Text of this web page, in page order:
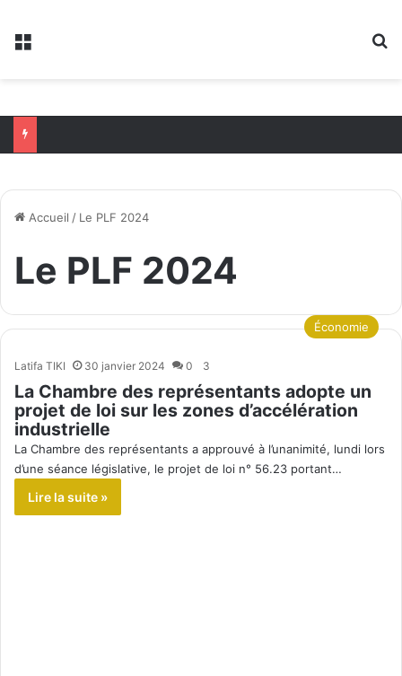
Menu
Accueil / Le PLF 2024
Le PLF 2024
Économie
Latifa TIKI 30 janvier 2024 0 3
La Chambre des représentants adopte un
projet de loi sur les zones d’accélération
industrielle
La Chambre des représentants a approuvé à l’unanimité, lundi lors
d’une séance législative, le projet de loi n° 56.23 portant…
Lire la suite »